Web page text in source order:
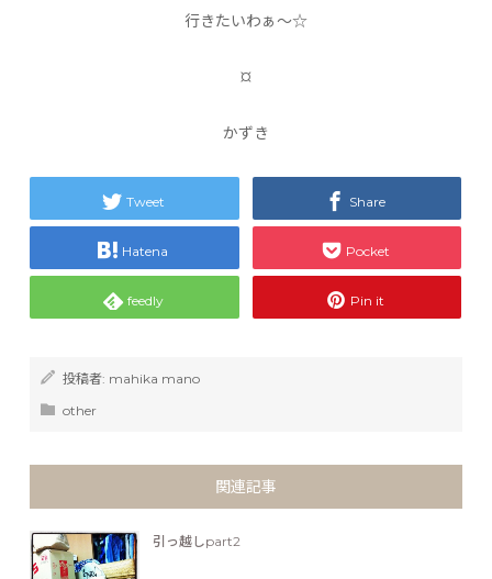
行きたいわぁ〜☆
¤
かずき
Tweet Share
Hatena Pocket
feedly Pin it
投稿者: mahika mano
other
関連記事
引っ越しpart2